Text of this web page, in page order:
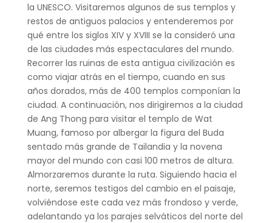
la UNESCO. Visitaremos algunos de sus templos y
restos de antiguos palacios y entenderemos por
qué entre los siglos XIV y XVIII se la consideró una
de las ciudades más espectaculares del mundo.
Recorrer las ruinas de esta antigua civilización es
como viajar atrás en el tiempo, cuando en sus
años dorados, más de 400 templos componían la
ciudad. A continuación, nos dirigiremos a la ciudad
de Ang Thong para visitar el templo de Wat
Muang, famoso por albergar la figura del Buda
sentado más grande de Tailandia y la novena
mayor del mundo con casi 100 metros de altura.
Almorzaremos durante la ruta. Siguiendo hacia el
norte, seremos testigos del cambio en el paisaje,
volviéndose este cada vez más frondoso y verde,
adelantando ya los parajes selváticos del norte del